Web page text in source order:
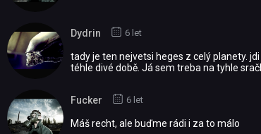
Dydrin 6 let
tady je ten nejvetsi heges z celý planety.
téhle divé době. Já sem treba na tyhle
Fucker 6 let
Máš recht, ale buďme rádi i za to málo